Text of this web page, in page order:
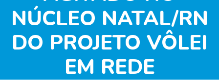
NÚCLEO NATAL/RN
DO PROJETO VÔLEI
EM REDE